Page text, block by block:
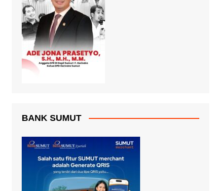
BANK SUMUT